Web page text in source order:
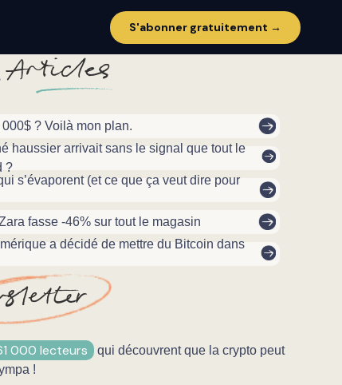
S'abonner gratuitement →
Articles
? Voilà mon plan.
haussier arrivait sans le signal que tout le
?
s’évaporent (et ce que ça veut dire pour
fasse -46% sur tout le magasin
a décidé de mettre du Bitcoin dans
000 lecteurs
qui découvrent que la crypto peut
!